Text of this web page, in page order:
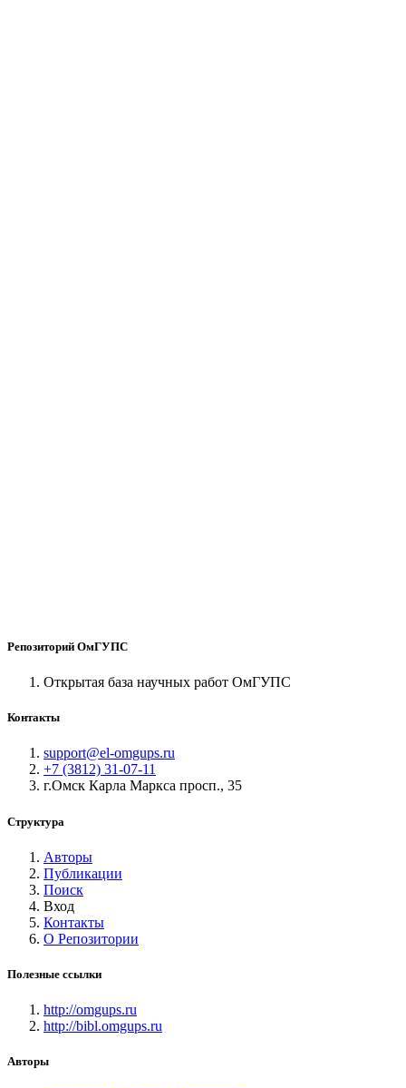
Репозиторий ОмГУПС
Открытая база научных работ ОмГУПС
Контакты
support@el-omgups.ru
+7 (3812) 31-07-11
г.Омск Карла Маркса просп., 35
Структура
Авторы
Публикации
Поиск
Вход
Контакты
О Репозитории
Полезные ссылки
http://omgups.ru
http://bibl.omgups.ru
Авторы